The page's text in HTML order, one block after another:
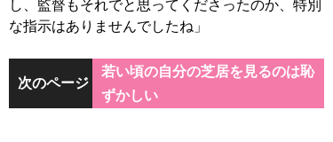
し、監督もそれでと思ってくださったのか、特別
な指示はありませんでしたね」
次のページ
若い頃の自分の芝居を見るのは恥
ずかしい